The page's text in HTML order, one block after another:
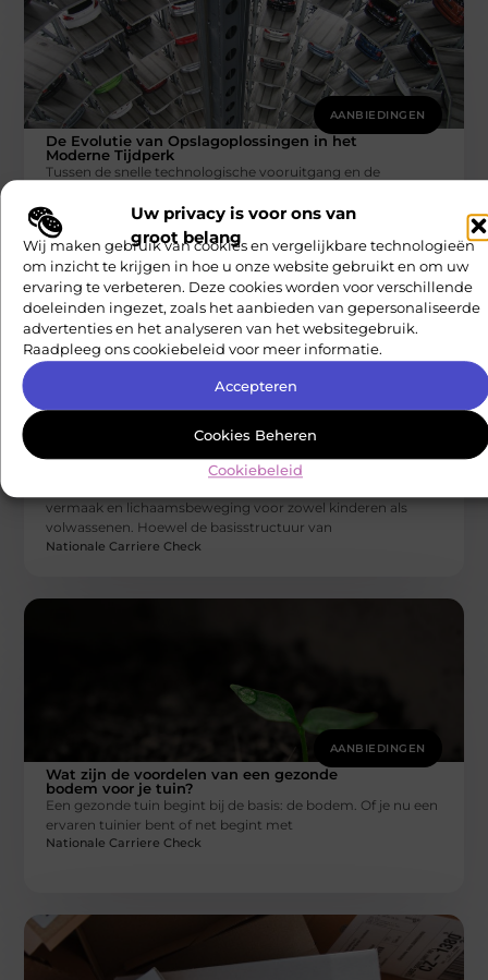
Uw privacy is voor ons van
groot belang
Wij maken gebruik van cookies en vergelijkbare technologieën
om inzicht te krijgen in hoe u onze website gebruikt en om uw
ervaring te verbeteren. Deze cookies worden voor verschillende
doeleinden ingezet, zoals het aanbieden van gepersonaliseerde
advertenties en het analyseren van het websitegebruik.
Raadpleeg ons cookiebeleid voor meer informatie.
Accepteren
Cookies Beheren
Cookiebeleid
AANBIEDINGEN
De Evolutie van Opslagoplossingen in het
Moderne Tijdperk
Tussen de snelle technologische vooruitgang en de
als zakelijke sfeer, is de
Nationale Carriere Check
De belangrijkste technologische
innovaties in de wereld van trampolines
vermaak en lichaamsbeweging voor zowel kinderen als
volwassenen. Hoewel de basisstructuur van
Nationale Carriere Check
AANBIEDINGEN
Wat zijn de voordelen van een gezonde
bodem voor je tuin?
Een gezonde tuin begint bij de basis: de bodem. Of je nu een
ervaren tuinier bent of net begint met
Nationale Carriere Check